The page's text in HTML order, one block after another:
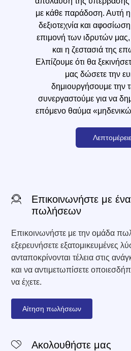
με κάθε παράδοση. Αυτή η
δεξιοτεχνία και
επιμονή των ιδρυτών
και η ζεστασιά της
Ελπίζουμε ότι θα
μας δώσετε την
δημιουργήσουμε την
συνεργαστούμε για να
επόμενο θαύμα
Επικοινωνήστε με
πωλήσεων
Επικοινωνήστε με την ομάδα
εξερευνήσετε εξατομικευμένες
ανταποκρίνονται τέλεια στις
και να αντιμετωπίσετε
να έχετε.
Αίτηση πωλήσεων
Ακολουθήστε μας